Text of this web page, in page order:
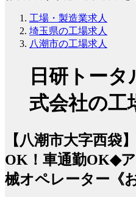
工場・製造業求人
埼玉県の工場求人
八潮市の工場求人
日研トー
式会社の工
【八潮市大字西袋
OK！車通勤OK◆
械オペレーター《